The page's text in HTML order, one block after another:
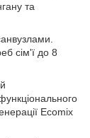
та
сім'ї до 8
Ecomix